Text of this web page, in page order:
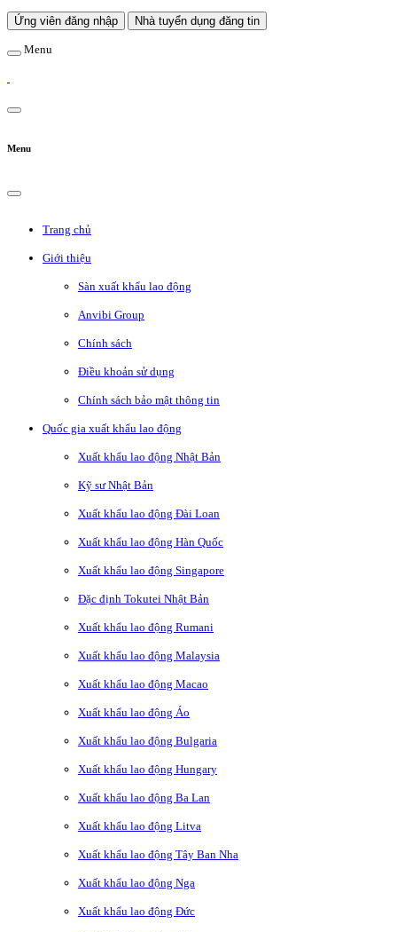
Ứng viên đăng nhập Nhà tuyển dụng đăng tin
Menu
Menu
Trang chủ
Giới thiệu
Sàn xuất khẩu lao động
Anvibi Group
Chính sách
Điều khoản sử dụng
Chính sách bảo mật thông tin
Quốc gia xuất khẩu lao động
Xuất khẩu lao động Nhật Bản
Kỹ sư Nhật Bản
Xuất khẩu lao động Đài Loan
Xuất khẩu lao động Hàn Quốc
Xuất khẩu lao động Singapore
Đặc định Tokutei Nhật Bản
Xuất khẩu lao động Rumani
Xuất khẩu lao động Malaysia
Xuất khẩu lao động Macao
Xuất khẩu lao động Áo
Xuất khẩu lao động Bulgaria
Xuất khẩu lao động Hungary
Xuất khẩu lao động Ba Lan
Xuất khẩu lao động Litva
Xuất khẩu lao động Tây Ban Nha
Xuất khẩu lao động Nga
Xuất khẩu lao động Đức